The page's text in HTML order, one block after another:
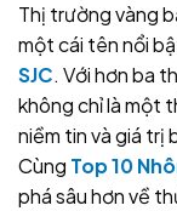
Thị trường vàng
một cái tên nổi
SJC. Với hơn ba
không chỉ là một
niềm tin và giá trị
Cùng Top 10
phá sâu hơn về